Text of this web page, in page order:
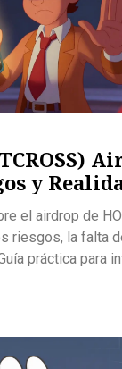
y
el airdrop de
riesgos, la falta
práctica para